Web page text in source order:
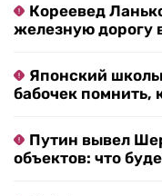
Кореевед
железную дорогу
Японский
бабочек помнить,
Путин вывел
объектов: что